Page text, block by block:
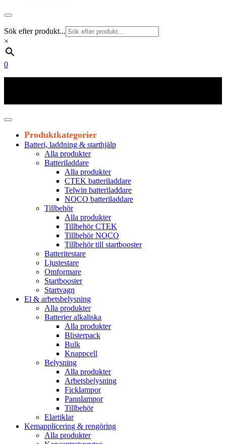
Sök efter produkt...
×
0
Produktkategorier
Batteri, laddning & starthjälp
Alla produkter
Batteriladdare
Alla produkter
CTEK batteriladdare
Telwin batteriladdare
NOCO batteriladdare
Tillbehör
Alla produkter
Tillbehör CTEK
Tillbehör NOCO
Tillbehör till startbooster
Batteritestare
Ljustestare
Omformare
Startbooster
Startvagn
El & arbetsbelysning
Alla produkter
Batterier alkaliska
Alla produkter
Blisterpack
Bulk
Knappcell
Belysning
Alla produkter
Arbetsbelysning
Ficklampor
Pannlampor
Tillbehör
Elartiklar
Kemapplicering & rengöring
Alla produkter